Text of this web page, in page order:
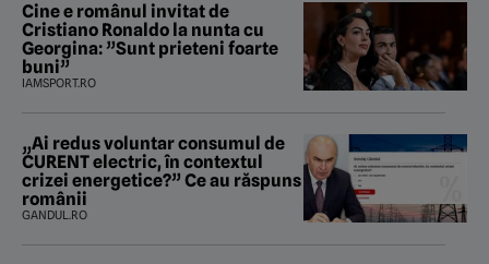
Cine e românul invitat de
Cristiano Ronaldo la nunta cu
Georgina: ”Sunt prieteni foarte
buni”
IAMSPORT.RO
„Ai redus voluntar consumul de
CURENT electric, în contextul
crizei energetice?” Ce au răspuns
românii
GANDUL.RO